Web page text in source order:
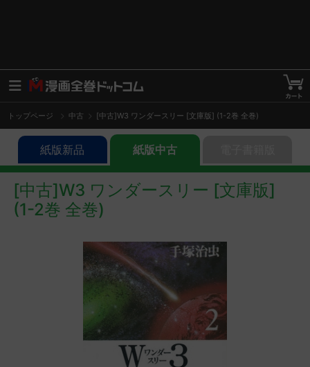
トップページ 中古 [中古]W3 ワンダースリー [文庫版] (1-2巻 全巻)
紙版新品 紙版中古
[中古]W3 ワンダースリー [文庫版]
(1-2巻 全巻)